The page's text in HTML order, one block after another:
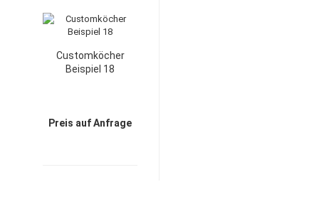
Customköcher
Beispiel 18
Preis auf Anfrage